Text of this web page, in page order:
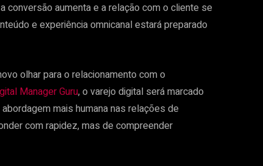
conversão aumenta e a relação com o cliente se
e experiência omnicanal estará preparado
olhar para o relacionamento com o
Manager Guru, o varejo digital será marcado
mais humana nas relações de
com rapidez, mas de compreender